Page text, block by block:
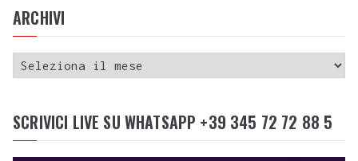
ARCHIVI
SCRIVICI LIVE SU WHATSAPP +39 345 72 72 88 5